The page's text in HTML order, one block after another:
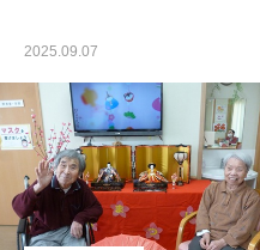
2025.09.07